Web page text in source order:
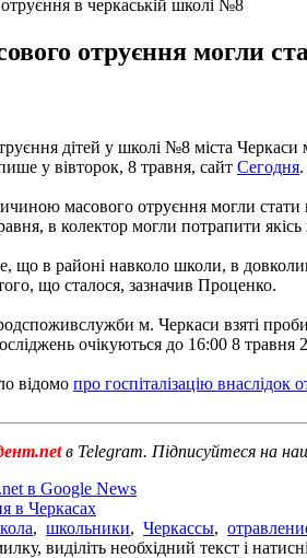
в черкаській школі №8
отруєння могли
дітей у школі №8 міста Черкаси
у вівторок, 8 травня, сайт Сегодня.
масового отруєння могли
в колектор могли потрапити якісь
що в районі навколо школи, в
що сталося, зазначив Проценко.
м. Черкаси взяті
очікуються до 16:00 8
відомо про госпіталізацію внаслідок
в Telegram. Підписуйтеся на
в Google News
в Черкасах
, школьники, Черкассы,
виділіть необхідний текст і